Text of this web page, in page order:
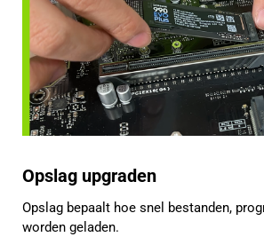
Opslag upgraden
Opslag bepaalt hoe snel bestanden,
worden geladen.